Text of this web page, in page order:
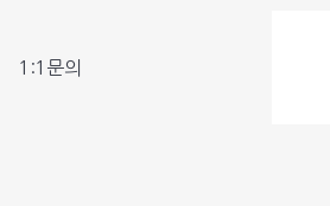
1:1문의